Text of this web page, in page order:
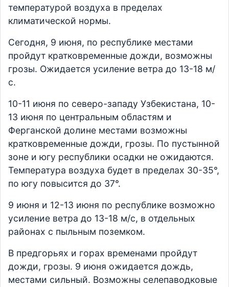
температурой воздуха в пределах
климатической нормы.
Сегодня, 9 июня, по республике местами
пройдут кратковременные дожди, возможны
грозы. Ожидается усиление ветра до 13-18 м/
с.
10-11 июня по северо-западу Узбекистана, 10-
13 июня по центральным областям и
Ферганской долине местами возможны
кратковременные дожди, грозы. По пустынной
зоне и югу республики осадки не ожидаются.
Температура воздуха будет в пределах 30-35°,
по югу повысится до 37°.
9 июня и 12-13 июня по республике возможно
усиление ветра до 13-18 м/с, в отдельных
районах с пыльным поземком.
В предгорьях и горах временами пройдут
дожди, грозы. 9 июня ожидается дождь,
местами сильный. Возможны селепаводковые